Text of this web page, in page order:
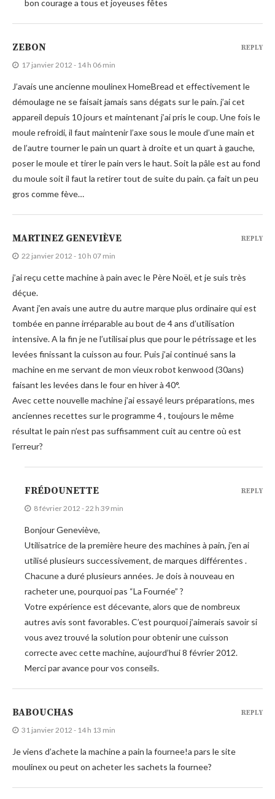
bon courage a tous et joyeuses fêtes
ZEBON
17 janvier 2012 - 14 h 06 min
J’avais une ancienne moulinex HomeBread et effectivement le
démoulage ne se faisait jamais sans dégats sur le pain. j’ai cet
appareil depuis 10 jours et maintenant j’ai pris le coup. Une fois le
moule refroidi, il faut maintenir l’axe sous le moule d’une main et
de l’autre tourner le pain un quart à droite et un quart à gauche,
poser le moule et tirer le pain vers le haut. Soit la pâle est au fond
du moule soit il faut la retirer tout de suite du pain. ça fait un peu
gros comme fève…
REPLY
MARTINEZ GENEVIÈVE
22 janvier 2012 - 10 h 07 min
j’ai reçu cette machine à pain avec le Père Noël, et je suis très
déçue.
Avant j’en avais une autre du autre marque plus ordinaire qui est
tombée en panne irréparable au bout de 4 ans d’utilisation
intensive. A la fin je ne l’utilisai plus que pour le pétrissage et les
levées finissant la cuisson au four. Puis j’ai continué sans la
machine en me servant de mon vieux robot kenwood (30ans)
faisant les levées dans le four en hiver à 40°.
Avec cette nouvelle machine j’ai essayé leurs préparations, mes
anciennes recettes sur le programme 4 , toujours le même
résultat le pain n’est pas suffisamment cuit au centre où est
l’erreur?
REPLY
FRÉDOUNETTE
8 février 2012 - 22 h 39 min
Bonjour Geneviève,
Utilisatrice de la première heure des machines à pain, j’en ai
utilisé plusieurs successivement, de marques différentes .
Chacune a duré plusieurs années. Je dois à nouveau en
racheter une, pourquoi pas “La Fournée” ?
Votre expérience est décevante, alors que de nombreux
autres avis sont favorables. C’est pourquoi j’aimerais savoir si
vous avez trouvé la solution pour obtenir une cuisson
correcte avec cette machine, aujourd’hui 8 février 2012.
Merci par avance pour vos conseils.
REPLY
BABOUCHAS
31 janvier 2012 - 14 h 13 min
Je viens d’achete la machine a pain la fournee!a pars le site
moulinex ou peut on acheter les sachets la fournee?
REPLY